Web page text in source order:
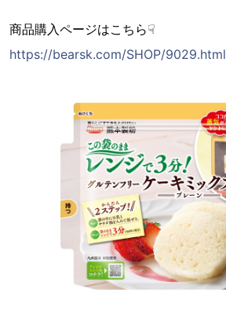
商品購入ページはこちら☟
https://bearsk.com/SHOP/9029.html